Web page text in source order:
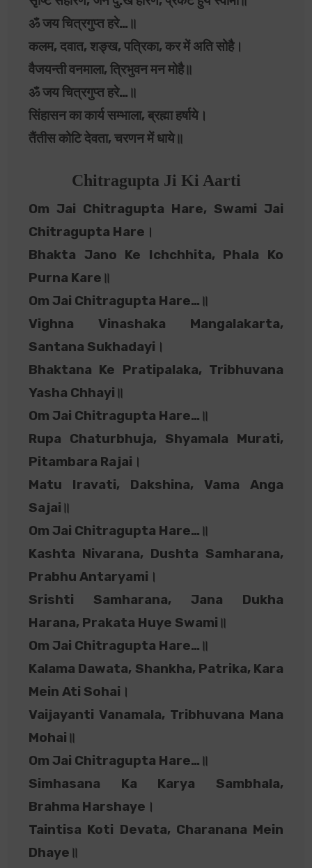
ॐ जय चित्रगुप्त हरे…॥
कलम, दवात, शङ्ख, पत्रिका, कर में अति सोहै।
वैजयन्ती वनमाला, त्रिभुवन मन मोहै॥
ॐ जय चित्रगुप्त हरे…॥
सिंहासन का कार्य सम्भाला, ब्रह्मा हर्षाये।
तैंतीस कोटि देवता, चरणन में धाये॥
Chitragupta Ji Ki Aarti
Om Jai Chitragupta Hare, Swami Jai
Chitragupta Hare।
Bhakta Jano Ke Ichchhita, Phala Ko
Purna Kare॥
Om Jai Chitragupta Hare…॥
Vighna Vinashaka Mangalakarta,
Santana Sukhadayi।
Bhaktana Ke Pratipalaka, Tribhuvana
Yasha Chhayi॥
Om Jai Chitragupta Hare…॥
Rupa Chaturbhuja, Shyamala Murati,
Pitambara Rajai।
Matu Iravati, Dakshina, Vama Anga
Sajai॥
Om Jai Chitragupta Hare…॥
Kashta Nivarana, Dushta Samharana,
Prabhu Antaryami।
Srishti Samharana, Jana Dukha
Harana, Prakata Huye Swami॥
Om Jai Chitragupta Hare…॥
Kalama Dawata, Shankha, Patrika, Kara
Mein Ati Sohai।
Vaijayanti Vanamala, Tribhuvana Mana
Mohai॥
Om Jai Chitragupta Hare…॥
Simhasana Ka Karya Sambhala,
Brahma Harshaye।
Taintisa Koti Devata, Charanana Mein
Dhaye॥